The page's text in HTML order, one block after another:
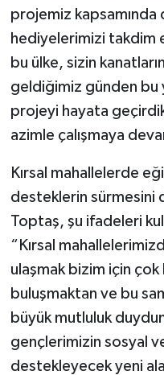
projemiz
hediyelerimizi takdim
bu ülke, sizin
geldiğimiz günden bu
projeyi hayata
azimle çalışmaya
Kırsal mahallelerde
desteklerin sürmesini
Toptaş, şu ifadeleri
“Kırsal
ulaşmak bizim için çok
buluşmaktan ve bu
büyük mutluluk
gençlerimizin sosyal
destekleyecek yeni